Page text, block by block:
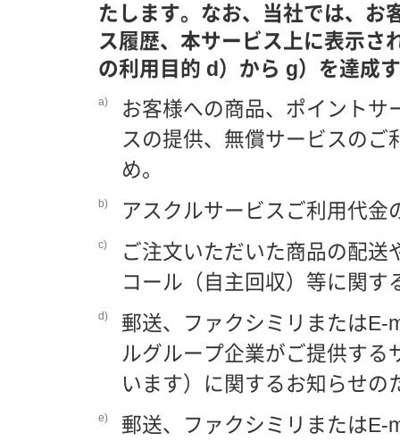
たします。なお、当社では、お
ス履歴、本サービス上に表示さ
の利用目的 d）から g）を達成
a)
お客様への商品、ポイントサ
スの提供、無償サービスの
め。
b) アスクルサービスご利用代金
c)
ご注文いただいた商品の配
コール（自主回収）等に関す
d)
郵送、ファクシミリまたはE-
ルグループ企業がご提供する
います）に関するお知らせの
e)
郵送、ファクシミリまたはE-